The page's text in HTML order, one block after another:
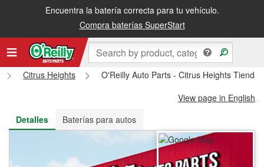
Encuentra la batería correcta para tu vehículo.
Compra baterías SuperStart
Recibe tu orden gratis al día siguiente o recógela en la tienda
Citrus Heights
O'Reilly Auto Parts - Citrus Heights Tienda
View page in English
Detalles
Baterías para autos